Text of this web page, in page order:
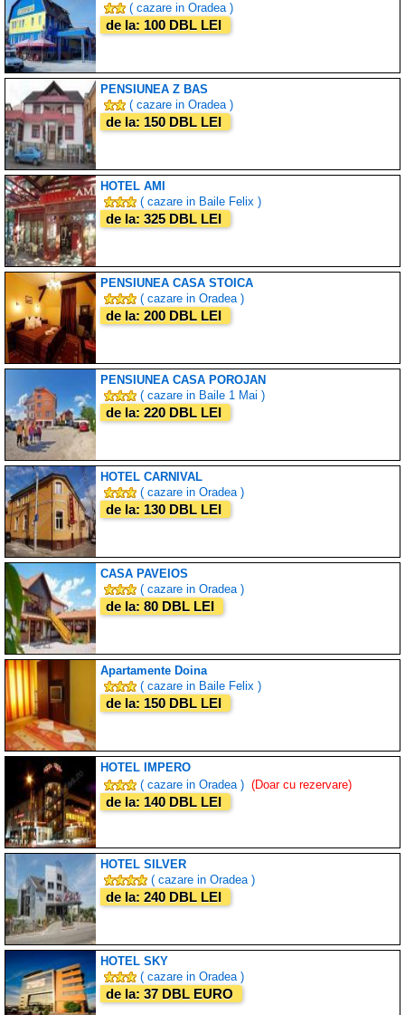
( cazare in Oradea )
de la: 100 DBL LEI
PENSIUNEA Z BAS
( cazare in Oradea )
de la: 150 DBL LEI
HOTEL AMI
( cazare in Baile Felix )
de la: 325 DBL LEI
PENSIUNEA CASA STOICA
( cazare in Oradea )
de la: 200 DBL LEI
PENSIUNEA CASA POROJAN
( cazare in Baile 1 Mai )
de la: 220 DBL LEI
HOTEL CARNIVAL
( cazare in Oradea )
de la: 130 DBL LEI
CASA PAVEIOS
( cazare in Oradea )
de la: 80 DBL LEI
Apartamente Doina
( cazare in Baile Felix )
de la: 150 DBL LEI
HOTEL IMPERO
( cazare in Oradea ) (Doar cu rezervare)
de la: 140 DBL LEI
HOTEL SILVER
( cazare in Oradea )
de la: 240 DBL LEI
HOTEL SKY
( cazare in Oradea )
de la: 37 DBL EURO